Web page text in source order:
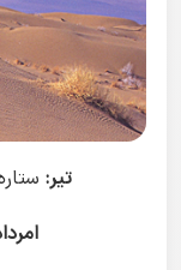
تیر: